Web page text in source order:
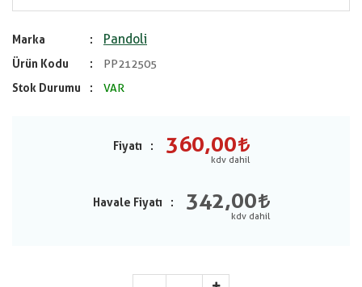
Marka Pandoli
Ürün Kodu
PP212505
Stok Durumu
VAR
Fiyatı 360,00
Havale Fiyatı 342,00